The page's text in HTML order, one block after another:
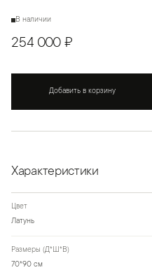
В наличии
254 000 ₽
Добавить в корзину
Характеристики
Цвет
Латунь
Размеры (Д*Ш*В)
70*90 см